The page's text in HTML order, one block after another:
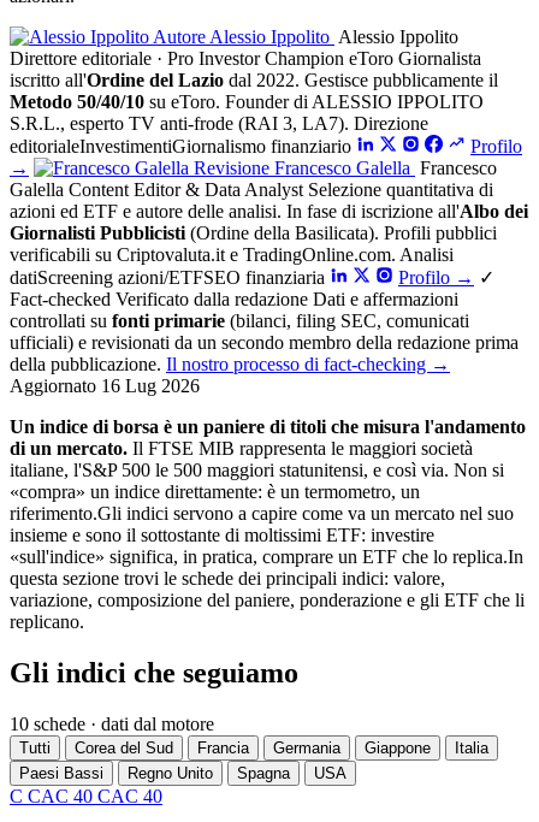
Autore Alessio Ippolito Alessio Ippolito
Direttore editoriale · Pro Investor Champion eToro Giornalista
iscritto all'Ordine del Lazio dal 2022. Gestisce pubblicamente il
Metodo 50/40/10 su eToro. Founder di ALESSIO IPPOLITO
S.R.L., esperto TV anti-frode (RAI 3, LA7). Direzione
editorialeInvestimentiGiornalismo finanziario
Profilo
→
Revisione Francesco Galella Francesco
Galella Content Editor & Data Analyst Selezione quantitativa di
azioni ed ETF e autore delle analisi. In fase di iscrizione all'Albo dei
Giornalisti Pubblicisti (Ordine della Basilicata). Profili pubblici
verificabili su Criptovaluta.it e TradingOnline.com. Analisi
datiScreening azioni/ETFSEO finanziaria Profilo → ✓
Fact-checked Verificato dalla redazione Dati e affermazioni
controllati su fonti primarie (bilanci, filing SEC, comunicati
ufficiali) e revisionati da un secondo membro della redazione prima
della pubblicazione. Il nostro processo di fact-checking →
Aggiornato 16 Lug 2026
Un indice di borsa è un paniere di titoli che misura l'andamento
di un mercato. Il FTSE MIB rappresenta le maggiori società
italiane, l'S&P 500 le 500 maggiori statunitensi, e così via. Non si
«compra» un indice direttamente: è un termometro, un
riferimento.Gli indici servono a capire come va un mercato nel suo
insieme e sono il sottostante di moltissimi ETF: investire
«sull'indice» significa, in pratica, comprare un ETF che lo replica.In
questa sezione trovi le schede dei principali indici: valore,
variazione, composizione del paniere, ponderazione e gli ETF che li
replicano.
Gli indici che seguiamo
10 schede · dati dal motore
Tutti Corea del Sud Francia Germania Giappone
Italia
Paesi Bassi
Regno Unito Spagna USA
C CAC 40 CAC 40